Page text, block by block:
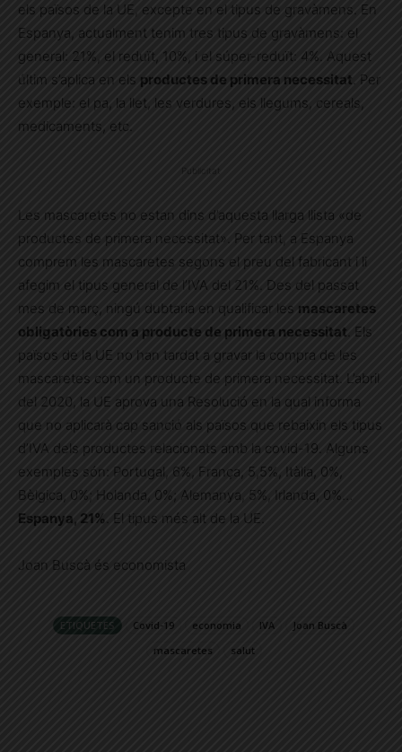
els països de la UE, excepte en el tipus de gravàmens. En
Espanya, actualment tenim tres tipus de gravàmens: el
general: 21%, el reduït, 10%, i el súper-reduït: 4%. Aquest
últim s’aplica en els productes de primera necessitat . Per
exemple: el pa, la llet, les verdures, els llegums, cereals,
medicaments, etc.
Publicitat
Les mascaretes no estan dins d’aquesta llarga llista «de
productes de primera necessitat». Per tant, a Espanya
comprem les mascaretes segons el preu del fabricant i li
afegim el tipus general de l’IVA del 21%. Des del passat
mes de març, ningú dubtaria en qualificar les mascaretes
obligatòries com a producte de primera necessitat. Els
països de la UE no han tardat a gravar la compra de les
mascaretes com un producte de primera necessitat. L’abril
del 2020, la UE aprova una Resolució en la qual informa
que no aplicarà cap sanció als països que rebaixin els tipus
d’IVA dels productes relacionats amb la covid-19. Alguns
exemples són: Portugal, 6%, França, 5,5%, Itàlia, 0%,
Bèlgica, 0%; Holanda, 0%; Alemanya, 5%, Irlanda, 0%…
Espanya, 21%. El tipus més alt de la UE.
Joan Buscà és economista
ETIQUETES Covid-19 economia IVA
Joan Buscà
mascaretes
salut